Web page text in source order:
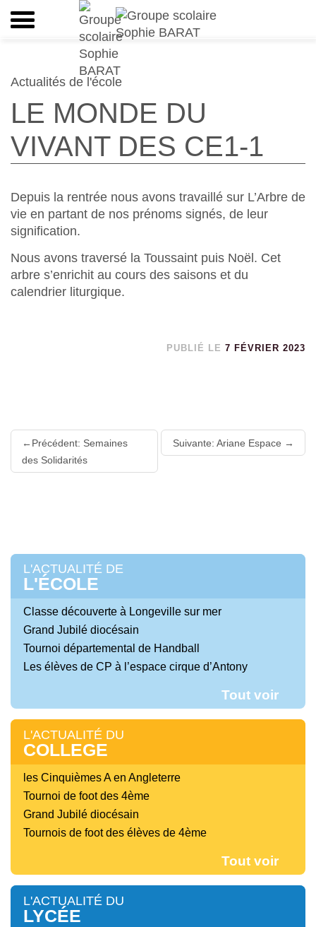
Actualités de l'école
LE MONDE DU
VIVANT DES CE1-1
Depuis la rentrée nous avons travaillé sur L’Arbre de
vie en partant de nos prénoms signés, de leur
signification.
Nous avons traversé la Toussaint puis Noël. Cet
arbre s’enrichit au cours des saisons et du
calendrier liturgique.
PUBLIÉ LE 7 FÉVRIER 2023
Lire
suite
Précédent: Semaines
des Solidarités
Suivante: Ariane Espace
L'ACTUALITÉ DE
L'ÉCOLE
Classe découverte à Longeville sur mer
Grand Jubilé diocésain
Tournoi départemental de Handball
Les élèves de CP à l’espace cirque d’Antony
Tout voir
L'ACTUALITÉ DU
COLLEGE
les Cinquièmes A en Angleterre
Tournoi de foot des 4ème
Grand Jubilé diocésain
Tournois de foot des élèves de 4ème
Tout voir
L'ACTUALITÉ DU
LYCÉE